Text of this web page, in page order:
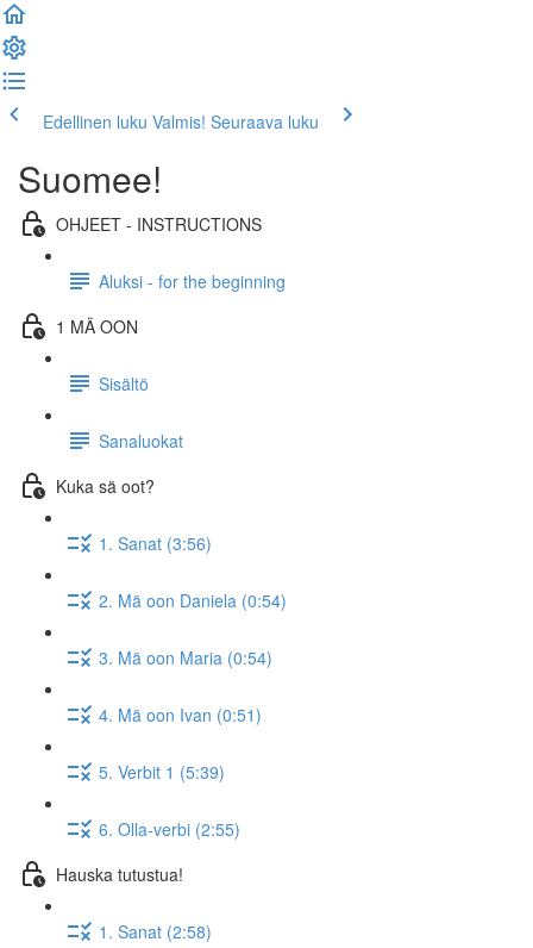
Edellinen luku Valmis! Seuraava luku
Suomee!
OHJEET - INSTRUCTIONS
Aluksi - for the beginning
1 MÄ OON
Sisältö
Sanaluokat
Kuka sä oot?
1. Sanat (3:56)
2. Mä oon Daniela (0:54)
3. Mä oon Maria (0:54)
4. Mä oon Ivan (0:51)
5. Verbit 1 (5:39)
6. Olla-verbi (2:55)
Hauska tutustua!
1. Sanat (2:58)